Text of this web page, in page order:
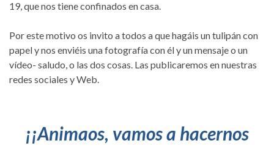
19, que nos tiene confinados en casa.
Por este motivo os invito a todos a que hagáis un tulipán con
papel y nos enviéis una fotografía con él y un mensaje o un
vídeo- saludo, o las dos cosas. Las publicaremos en nuestras
redes sociales y Web.
¡¡Animaos, vamos a hacernos